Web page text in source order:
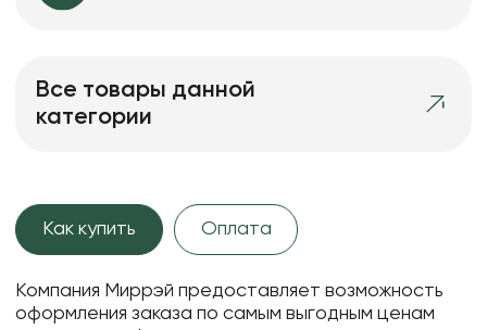
Все товары данной
категории
Как купить Оплата
Компания Миррэй предоставляет возможность
оформления заказа по самым выгодным ценам